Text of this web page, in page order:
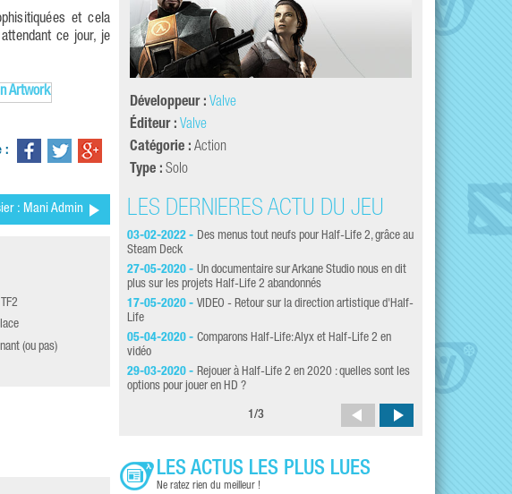
et cela
ce jour, je
:
: Mani Admin
(ou pas)
Développeur : Valve
Éditeur : Valve
Catégorie : Action
Type : Solo
LES DERNIÈRES ACTU DU JEU
03-02-2022 - Des menus tout neufs pour Half-Life 2, grâce au
Steam Deck
27-05-2020 - Un documentaire sur Arkane Studio nous en dit
plus sur les projets Half-Life 2 abandonnés
17-05-2020 - VIDEO - Retour sur la direction artistique d'Half-
Life
05-04-2020 - Comparons Half-Life: Alyx et Half-Life 2 en
vidéo
29-03-2020 - Rejouer à Half-Life 2 en 2020 : quelles sont les
options pour jouer en HD ?
LES
22-01-2020 - Tous
23-10-2017 -
devenir un membre
1 /3
LES ACTUS LES PLUS LUES
Ne ratez rien du meilleur !